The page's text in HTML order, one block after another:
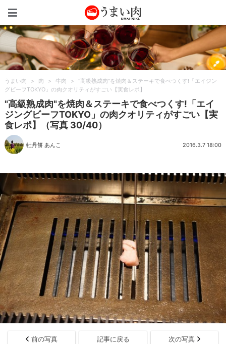
うまい肉 > 肉 > 牛肉 >
"高級熟成肉"を焼肉＆ステーキで食べつくす!「エイジン
グビーフTOKYO」の肉クオリティがすごい【実食レポ】
"高級熟成肉"を焼肉＆ステーキで食べつくす!「エイ
ジングビーフTOKYO」の肉クオリティがすごい【実
食レポ】（写真 30/40）
牡丹餅 あんこ 2016.3.7 18:00
前の写真 記事に戻る 次の写真